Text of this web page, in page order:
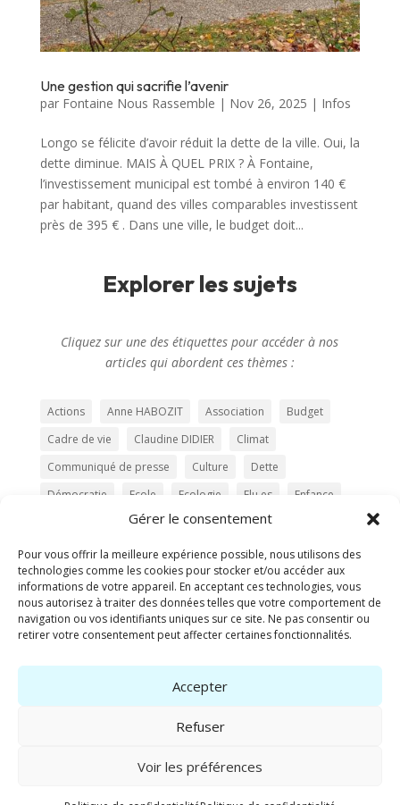
Gérer le consentement
Pour vous offrir la meilleure expérience possible, nous utilisons des
technologies comme les cookies pour stocker et/ou accéder aux
informations de votre appareil. En acceptant ces technologies, vous
nous autorisez à traiter des données telles que votre comportement de
navigation ou vos identifiants uniques sur ce site. Ne pas consentir ou
retirer votre consentement peut affecter certaines fonctionnalités.
Accepter
Refuser
Voir les préférences
Une gestion qui sacrifie l’avenir
par Fontaine Nous Rassemble | Nov 26, 2025 | Infos
Longo se félicite d’avoir réduit la dette de la ville. Oui, la
dette diminue. MAIS À QUEL PRIX ? À Fontaine,
l’investissement municipal est tombé à environ 140 €
par habitant, quand des villes comparables investissent
près de 395 € . Dans une ville, le budget doit...
Explorer les sujets
Cliquez sur une des étiquettes pour accéder à nos
articles qui abordent ces thèmes :
Actions Anne HABOZIT Association
Budget
Cadre de vie
Claudine DIDIER
Climat
Communiqué de presse
Culture
Dette
Démocratie
Ecole Ecologie Elu.es
Enfance
Expression politique Famille
Femme
fontaine élections municipales
Gestion
Hébergement
Investissement
Jeunesse
La Cerisaie
La Roseraie Les Ecologistes
LFI
LGBTQIA+
Logement Loisirs PCF
Piscine
Questions au Conseil Municipal
Santé